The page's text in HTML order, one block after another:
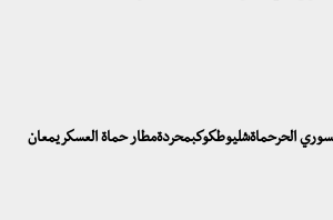
الحرحماةشليوطكوكبمحردةمطار حماة العسكريمعان